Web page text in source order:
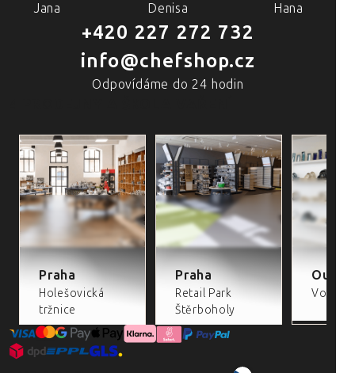
Jana Denisa Hana
+420 227 272 732
info@chefshop.cz
Odpovídáme do 24 hodin
Praha
Holešovická
tržnice
Praha
Retail Park
Štěrboholy
Volta